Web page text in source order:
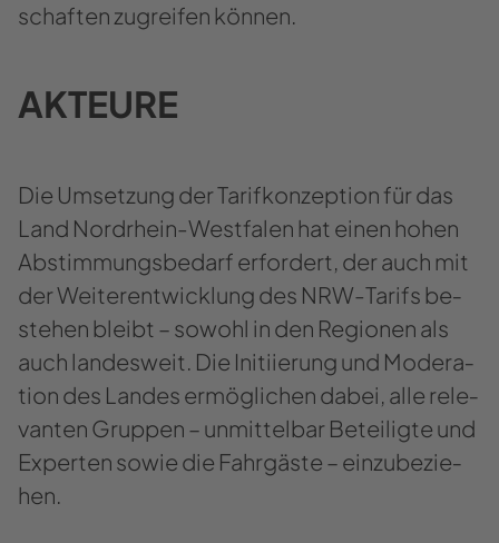
schaf­ten zu­grei­fen kön­nen.
AK­TEU­RE
Die Um­set­zung der Ta­rif­kon­zep­ti­on für das
Land Nordrhein-​Westfalen hat einen hohen
Ab­stim­mungs­be­darf er­for­dert, der auch mit
der Wei­ter­ent­wick­lung des NRW-​Tarifs be­
stehen bleibt – so­wohl in den Re­gio­nen als
auch lan­des­weit. Die In­iti­ie­rung und Mo­de­ra­
ti­on des Lan­des er­mög­li­chen dabei, alle re­le­
van­ten Grup­pen – un­mit­tel­bar Be­tei­lig­te und
Ex­per­ten sowie die Fahr­gäs­te – ein­zu­be­zie­
hen.